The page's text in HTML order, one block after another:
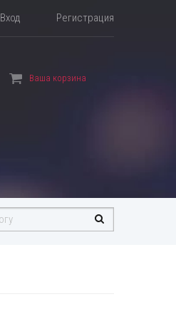
Вход Регистрация
Ваша корзина